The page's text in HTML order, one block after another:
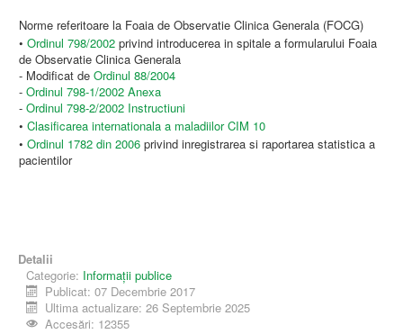
Norme referitoare la Foaia de Observatie Clinica Generala (FOCG)
• Ordinul 798/2002 privind introducerea in spitale a formularului Foaia
de Observatie Clinica Generala
- Modificat de Ordinul 88/2004
- Ordinul 798-1/2002 Anexa
- Ordinul 798-2/2002 Instructiuni
• Clasificarea internationala a maladiilor CIM 10
• Ordinul 1782 din 2006 privind inregistrarea si raportarea statistica a
pacientilor
Detalii
Categorie: Informații publice
Publicat: 07 Decembrie 2017
Ultima actualizare: 26 Septembrie 2025
Accesări: 12355